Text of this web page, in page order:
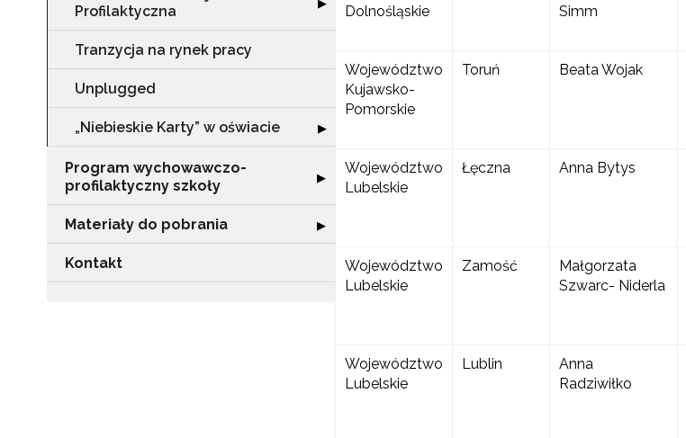
Profilaktyczna
Tranzycja na rynek pracy
Unplugged
„Niebieskie Karty” w oświacie Rozwiń sekcję "„Niebieskie Karty” w oświacie"
▶
Program wychowawczo-
profilaktyczny szkoły
Rozwiń sekcję "Program wychowawczo-profilaktyczny szkoły"
▶
Materiały do pobrania Rozwiń sekcję "Materiały do pobrania"
▶
Kontakt
Dolnośląskie
Simm
Województwo
Kujawsko-
Pomorskie
Toruń Beata Wojak
Województwo
Lubelskie
Łęczna Anna Bytys
Województwo
Lubelskie
Zamość
Małgorzata
Szwarc- Niderla
Województwo
Lubelskie
Lublin
Anna
Radziwiłko